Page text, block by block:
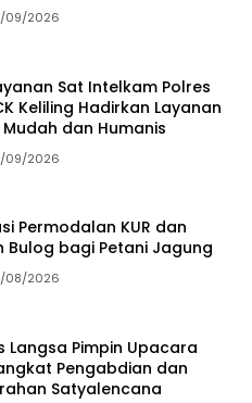
09/2026
Sat Intelkam Polres
Keliling Hadirkan Layanan
dan Humanis
09/2026
Permodalan KUR dan
Bulog bagi Petani Jagung
08/2026
Langsa Pimpin Upacara
Pengabdian dan
Satyalencana